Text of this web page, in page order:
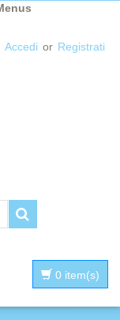
Accedi or Registrati
0 item(s)